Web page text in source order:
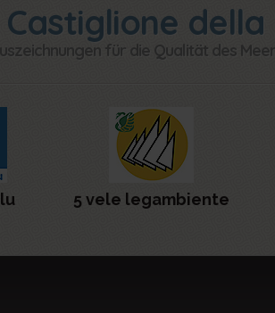
Castiglione della
für die Qualität des
5 vele legambiente